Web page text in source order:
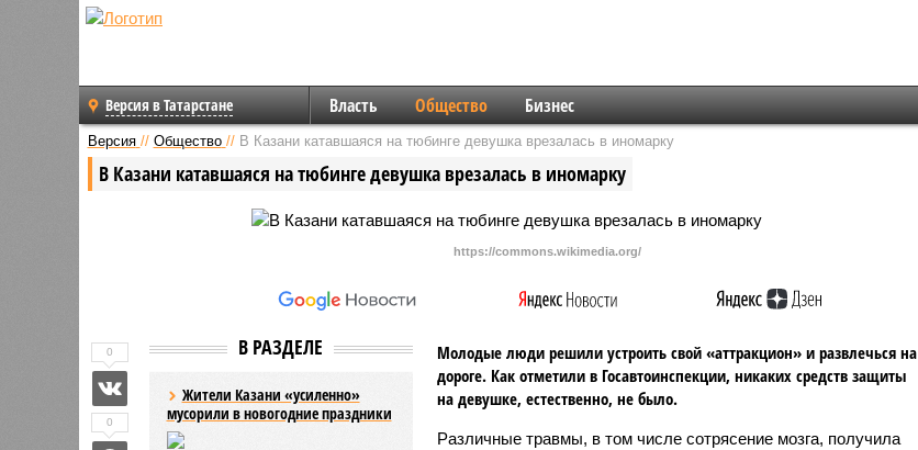
Версия в Татарстане Власть Общество Бизнес
Версия // Общество // В Казани катавшаяся на тюбинге девушка врезалась в иномарку
В Казани катавшаяся на тюбинге девушка врезалась в иномарку
https://commons.wikimedia.org/
В РАЗДЕЛЕ
Жители Казани «усиленно»
мусорили в новогодние праздники
Молодые люди решили устроить свой «аттракцион» и развлечься на
дороге. Как отметили в Госавтоинспекции, никаких средств защиты
на девушке, естественно, не было.
Различные травмы, в том числе сотрясение мозга, получила
0
0